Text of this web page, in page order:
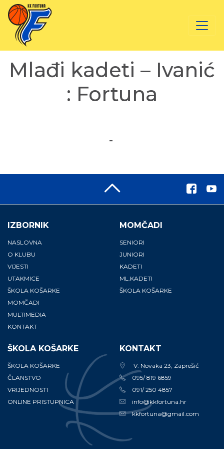
Mlađi kadeti – Ivanić
: Fortuna
-
IZBORNIK
NASLOVNA
O KLUBU
VIJESTI
UTAKMICE
ŠKOLA KOŠARKE
MOMČADI
MULTIMEDIA
KONTAKT
MOMČADI
SENIORI
JUNIORI
KADETI
ML.KADETI
ŠKOLA KOŠARKE
ŠKOLA KOŠARKE
ŠKOLA KOŠARKE
ČLANSTVO
VRIJEDNOSTI
ONLINE PRISTUPNICA
KONTAKT
V. Novaka 23, Zaprešić
095/ 819 6859
091/ 250 4857
info@kkfortuna.hr
kkfortuna@gmail.com